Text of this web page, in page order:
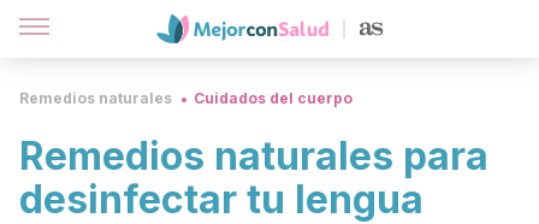
Remedios naturales Cuidados del cuerpo
Remedios naturales para
desinfectar tu lengua